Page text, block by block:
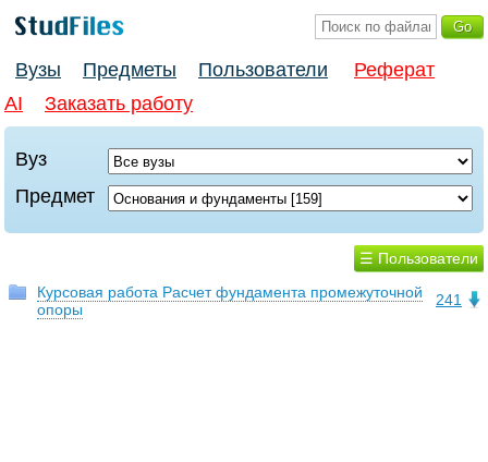
Вузы Предметы Пользователи
Реферат
AI
Заказать работу
Вуз
Предмет
☰ Пользователи
241
Курсовая работа Расчет фундамента промежуточной
опоры